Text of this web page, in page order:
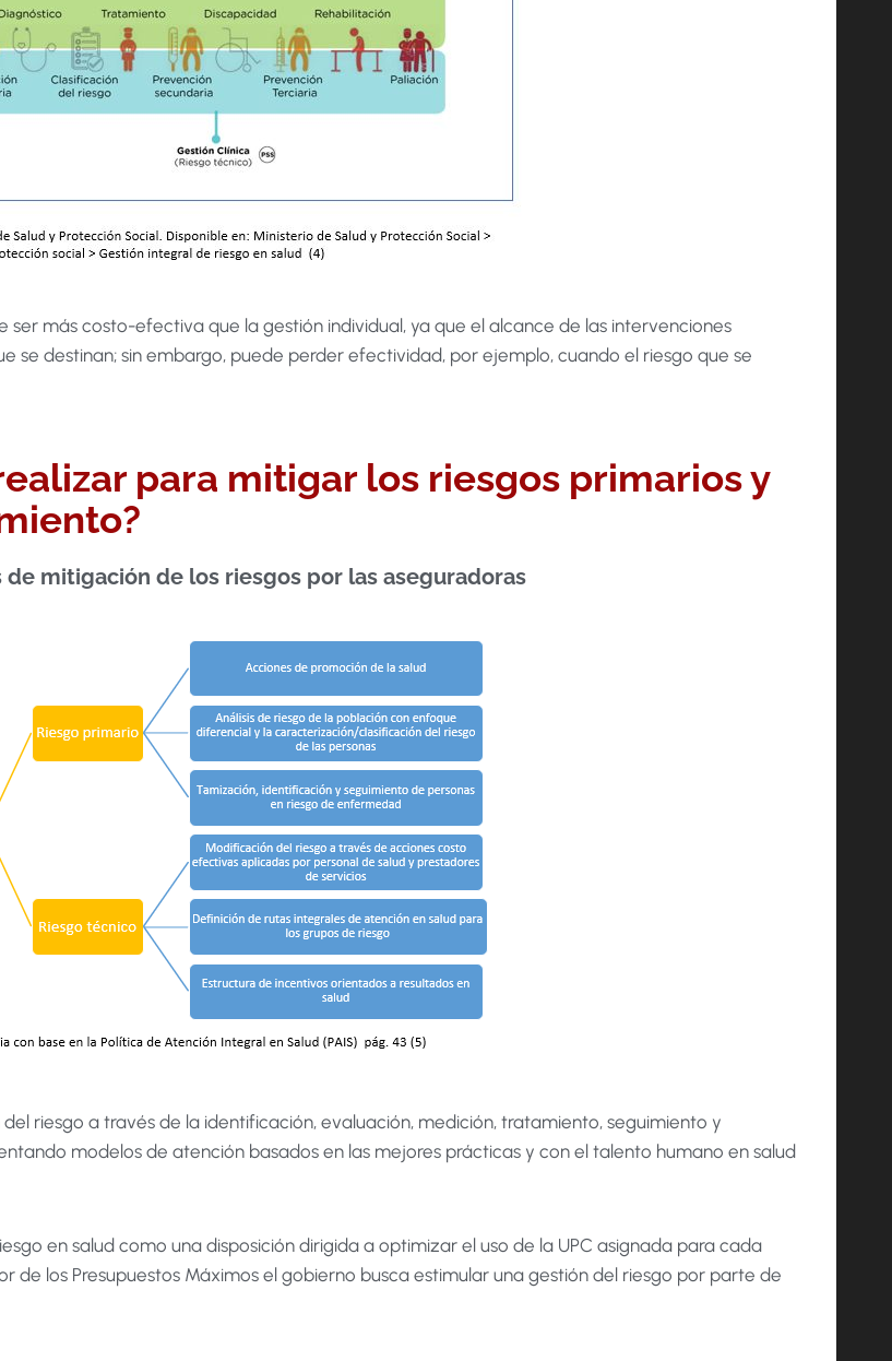
ser más costo-efectiva que la gestión individual, ya que el alcance de las intervenciones
se destinan; sin embargo, puede perder efectividad, por ejemplo, cuando el riesgo que se
para mitigar los riesgos primarios y
de mitigación de los riesgos por las aseguradoras
riesgo a través de la identificación, evaluación, medición, tratamiento, seguimiento y
modelos de atención basados en las mejores prácticas y con el talento humano en salud
en salud como una disposición dirigida a optimizar el uso de la UPC asignada para cada
de los Presupuestos Máximos el gobierno busca estimular una gestión del riesgo por parte de